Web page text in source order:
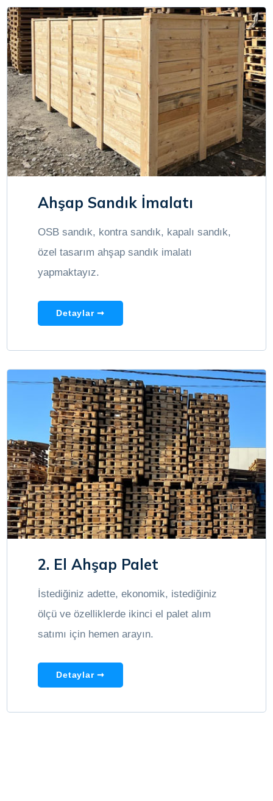
Ahşap Sandık İmalatı
OSB sandık, kontra sandık, kapalı sandık,
özel tasarım ahşap sandık imalatı
yapmaktayız.
Detaylar ➞
2. El Ahşap Palet
İstediğiniz adette, ekonomik, istediğiniz
ölçü ve özelliklerde ikinci el palet alım
satımı için hemen arayın.
Detaylar ➞